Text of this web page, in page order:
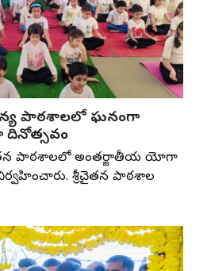
పాఠశాలలో ఘనంగా
పాఠశాలలో అంతర్జాతీయ యోగా
శ్రీచైతన్య పాఠశాల